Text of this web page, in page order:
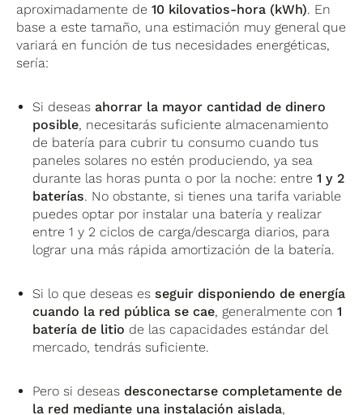
aproximadamente de10 kilovatios-hora (kWh). En
base a este tamaño, una estimación muy general que
variará en función de tus necesidades energéticas,
sería:
Si deseas ahorrar la mayor cantidad de dinero
posible, necesitarás suficiente almacenamiento
de batería para cubrir tu consumo cuando tus
paneles solares no estén produciendo, ya sea
durante las horas punta o por la noche: entre1 y 2
baterías. No obstante, si tienes una tarifa variable
puedes optar por instalar una batería y realizar
entre 1 y 2 ciclos de carga/descarga diarios, para
lograr una más rápida amortización de la batería.
Si lo que deseas esseguir disponiendo de energía
cuando la red pública se cae, generalmente con1
batería de litio de las capacidades estándar del
mercado, tendrás suficiente.
Pero si deseas desconectarse completamente de
la red mediante una instalación aislada,